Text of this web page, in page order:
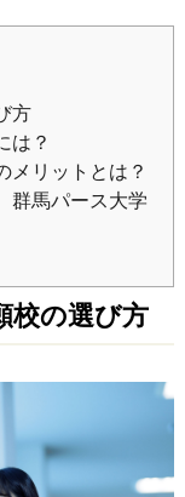
方
は？
メリットとは？
群馬パース大学
校の選び方